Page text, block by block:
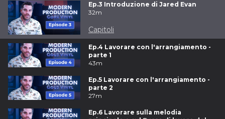
Ep.3 Introduzione di Jared Evan
32m
Capitoli
Ep.4 Lavorare con l'arrangiamento -
parte 1
43m
Ep.5 Lavorare con l'arrangiamento -
parte 2
27m
Ep.6 Lavorare sulla melodia